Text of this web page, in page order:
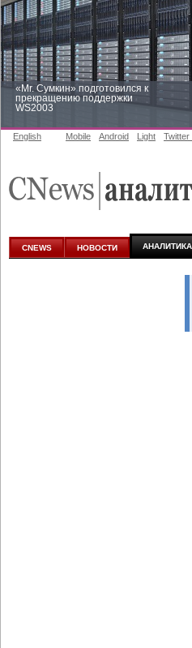
«Mr. Сумкин» подготовился к
прекращению поддержки
WS2003
аналитике
English Mobile Android Light Twitter
CNEWS НОВОСТИ АНАЛИТИКА